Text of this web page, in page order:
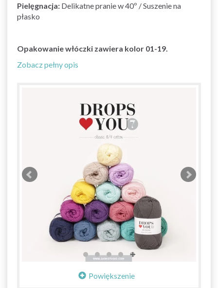
Pielęgnacja: Delikatne pranie w 40º / Suszenie na
płasko
Opakowanie włóczki zawiera kolor 01-19.
Zobacz pełny opis
Powiększenie